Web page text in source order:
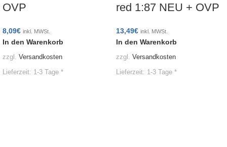
OVP
8,09€ inkl. MWSt.
In den Warenkorb
zzgl. Versandkosten
Lieferzeit: 1-3 Tage *
red 1:87 NEU + OVP
13,49€ inkl. MWSt.
In den Warenkorb
zzgl. Versandkosten
Lieferzeit: 1-3 Tage *